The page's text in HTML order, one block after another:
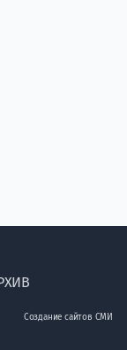
Создание сайтов СМИ